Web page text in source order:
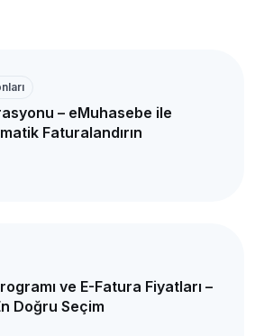
– eMuhasebe ile
Faturalandırın
ve E-Fatura Fiyatları –
Doğru Seçim